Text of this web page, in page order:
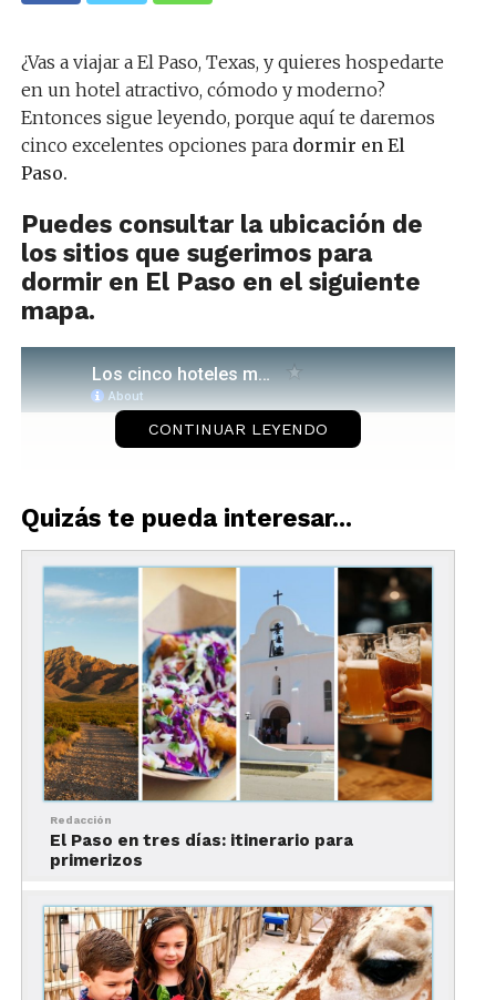
¿Vas a viajar a El Paso, Texas, y quieres hospedarte
en un hotel atractivo, cómodo y moderno?
Entonces sigue leyendo, porque aquí te daremos
cinco excelentes opciones para dormir en El
Paso.
Puedes consultar la ubicación de
los sitios que sugerimos para
dormir en El Paso en el siguiente
mapa.
Courtyard by Marriott
Downtown
CONTINUAR LEYENDO
Quizás te pueda interesar...
Redacción
El Paso en tres días: itinerario para
primerizos